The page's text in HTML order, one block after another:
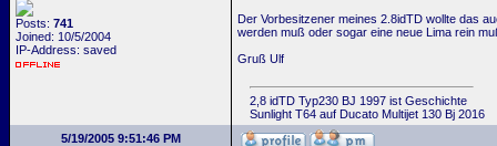
Posts: 741
Joined: 10/5/2004
IP-Address: saved
Der Vorbesitzener meines 2.8idTD wollte das
werden muß oder sogar eine neue Lima rein
Gruß Ulf
2,8 idTD Typ230 BJ 1997 ist Geschichte
Sunlight T64 auf Ducato Multijet 130 Bj 2016
5/19/2005 9:51:46 PM